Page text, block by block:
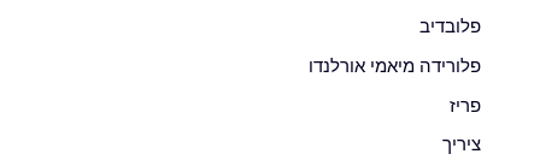
פלובדיב
פלורידה מיאמי אורלנדו
פריז
ציריך